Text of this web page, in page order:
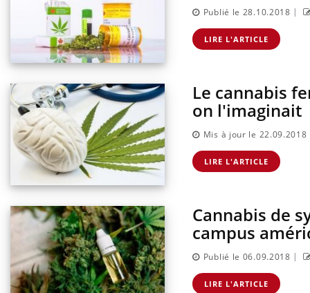
Publié le 28.10.2018 |
LIRE L'ARTICLE
Le cannabis
on l'imaginait
Mis à jour le 22.09.2018
LIRE L'ARTICLE
Cannabis de
campus
Publié le 06.09.2018 |
LIRE L'ARTICLE